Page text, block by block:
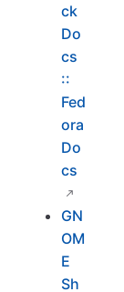
ck
Do
cs
::
Fed
ora
Do
cs
GN
OM
E
Sh